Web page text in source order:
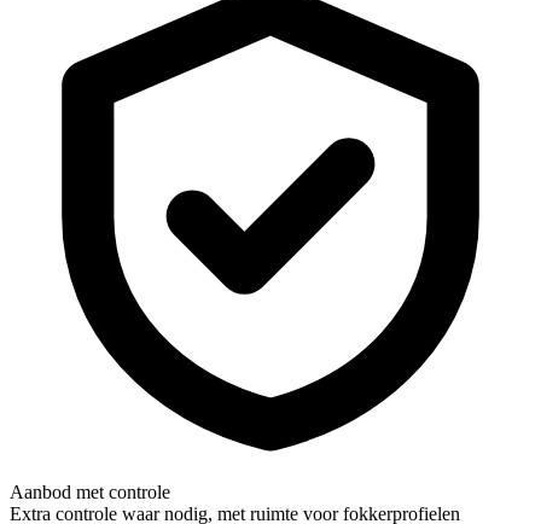
Aanbod met controle
Extra controle waar nodig, met ruimte voor fokkerprofielen